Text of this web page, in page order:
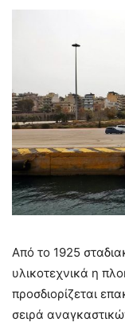
Από το 1925
υλικοτεχνικά η
προσδιορίζεται
σειρά